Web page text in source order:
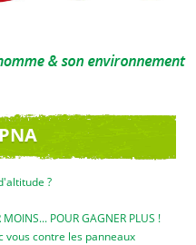
est de permettre à
de participer à
de
de
?
MOINS... POUR GAGNER PLUS !
vous contre les panneaux